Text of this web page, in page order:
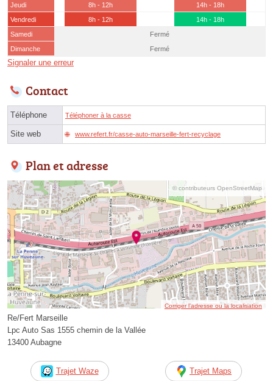
Jeudi
8h - 12h
14h - 18h
Vendredi
8h - 12h
14h - 18h
Samedi
Fermé
Dimanche
Fermé
Signaler une erreur
Contact
Téléphone Téléphoner à la casse
Site web www.refert.fr/casse-auto-marseille-fert-recyclage
Plan et adresse
© contributeurs OpenStreetMap
Corriger l’adresse ou la localisation
Re/Fert Marseille
Lpc Auto Sas 1555 chemin de la Vallée
13400 Aubagne
Trajet Waze Trajet Maps